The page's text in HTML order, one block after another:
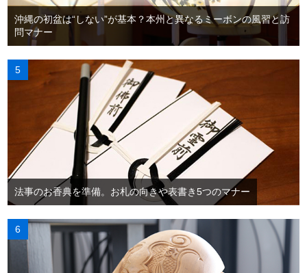
沖縄の初盆は“しない”が基本？本州と異なるミーボンの風習と訪
問マナー
法事のお香典を準備。お札の向きや表書き5つのマナー